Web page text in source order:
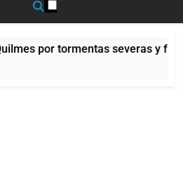
por tormentas severas y